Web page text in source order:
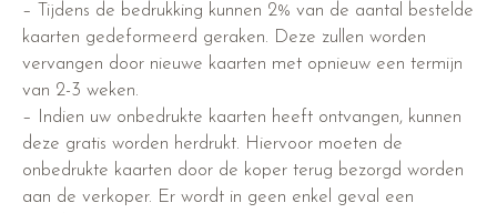
– Tijdens de bedrukking kunnen 2% van de aantal bestelde
kaarten gedeformeerd geraken. Deze zullen worden
vervangen door nieuwe kaarten met opnieuw een termijn
van 2-3 weken.
– Indien uw onbedrukte kaarten heeft ontvangen, kunnen
deze gratis worden herdrukt. Hiervoor moeten de
onbedrukte kaarten door de koper terug bezorgd worden
aan de verkoper. Er wordt in geen enkel geval een